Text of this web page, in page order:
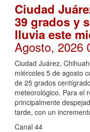
Ciudad
39 grados y
lluvia este
Agosto, 2026
Ciudad Juárez,
miércoles 5 de agosto
de 25 grados
meteorológico. Para el
principalmente
tarde, con un
Canal 44